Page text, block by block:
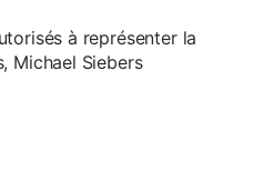
à représenter la
Michael Siebers